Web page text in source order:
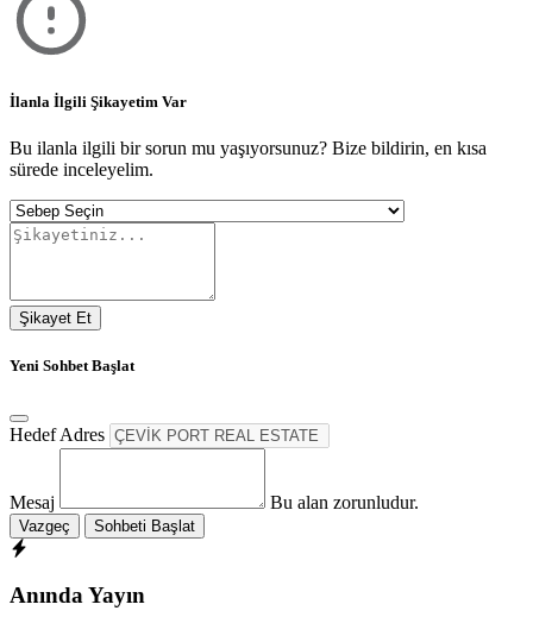
İlanla İlgili Şikayetim Var
Bu ilanla ilgili bir sorun mu yaşıyorsunuz? Bize bildirin, en kısa
sürede inceleyelim.
Şikayet Et
Yeni Sohbet Başlat
Hedef Adres
Mesaj Bu alan zorunludur.
Vazgeç Sohbeti Başlat
Anında Yayın